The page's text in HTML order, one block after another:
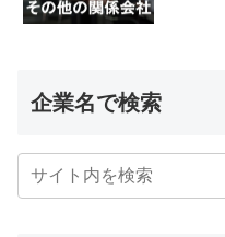
企業名で検索